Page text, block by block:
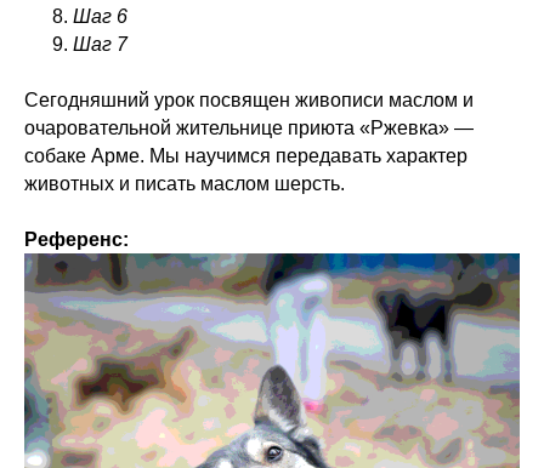
Шаг 6
Шаг 7
Сегодняшний урок посвящен живописи маслом и
очаровательной жительнице приюта «Ржевка» —
собаке Арме. Мы научимся передавать характер
животных и писать маслом шерсть.
Референс: